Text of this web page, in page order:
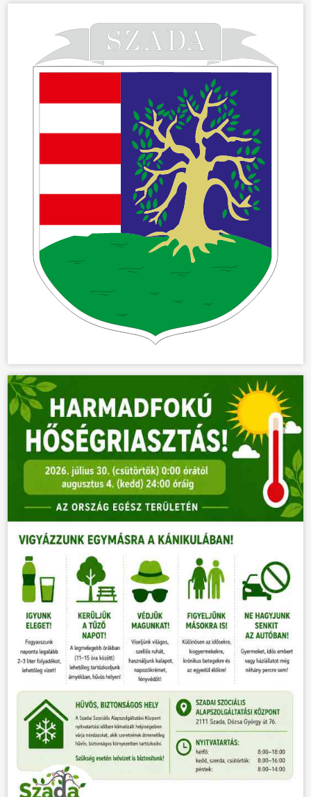
ÖNKORMÁNYZAT
ÜGYINTÉZÉS
KÖZÖSSÉG
HÍREK
VÁLASZTÁSOK